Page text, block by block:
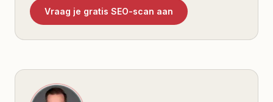
Vraag je gratis SEO-scan aan